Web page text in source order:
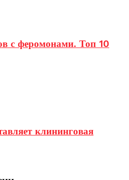
с феромонами. Топ 10
клининговая